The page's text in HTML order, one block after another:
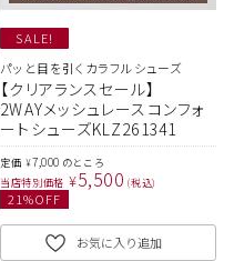
SALE!
パッと目を引くカラフルシューズ
【クリアランスセール】
2WAYメッシュレースコンフォ
ートシューズKLZ261341
定価 ¥7,000 のところ
当店特別価格 ¥5,500 税込
21%OFF
お気に入り追加